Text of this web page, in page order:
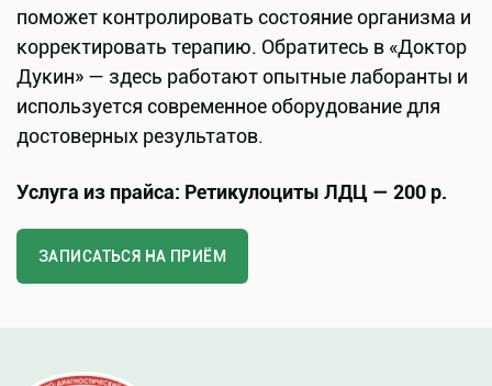
поможет контролировать состояние организма и
корректировать терапию. Обратитесь в «Доктор
Дукин» — здесь работают опытные лаборанты и
используется современное оборудование для
достоверных результатов.
Услуга из прайса: Ретикулоциты ЛДЦ — 200 р.
ЗАПИСАТЬСЯ НА ПРИЁМ